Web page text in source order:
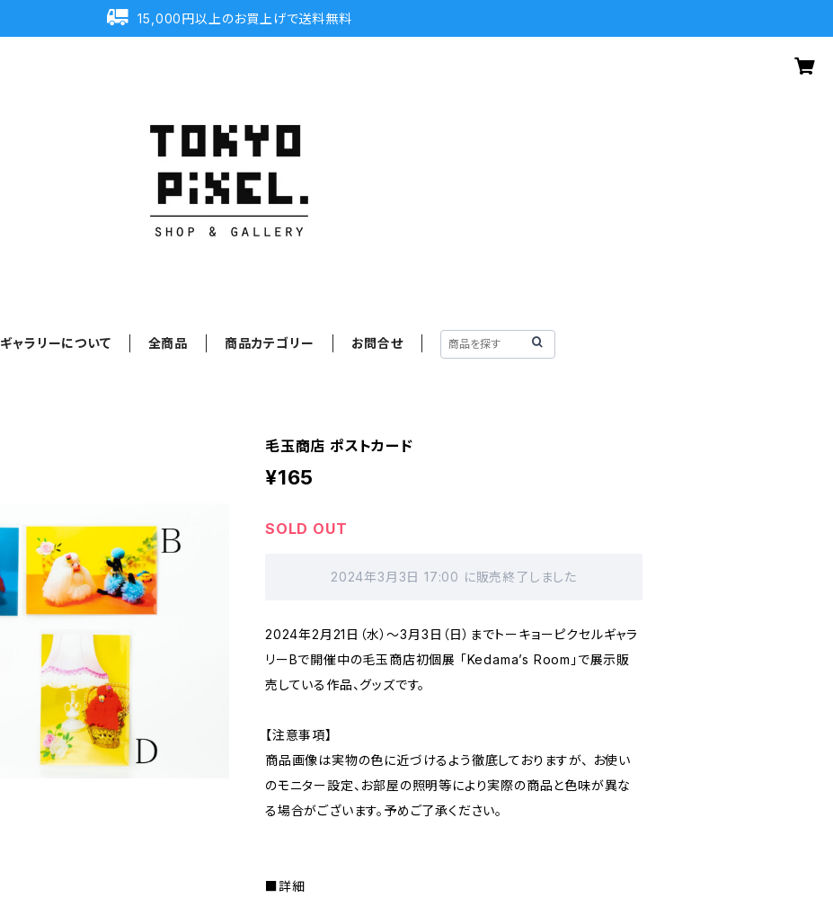
15,000円以上のお買上げで送料無料
ギャラリーについて 全商品 商品カテゴリー お問合せ
毛玉商店 ポストカード
¥165
SOLD OUT
2024年3月3日 17:00 に販売終了しました
2024年2月21日（水）〜3月3日（日）までトーキョーピクセルギャラ
リーBで開催中の毛玉商店初個展 「Kedama’s Room」で展示販
売している作品、グッズです。
【注意事項】
商品画像は実物の色に近づけるよう徹底しておりますが、 お使い
のモニター設定、お部屋の照明等により実際の商品と色味が異な
る場合がございます。予めご了承ください。
■詳細